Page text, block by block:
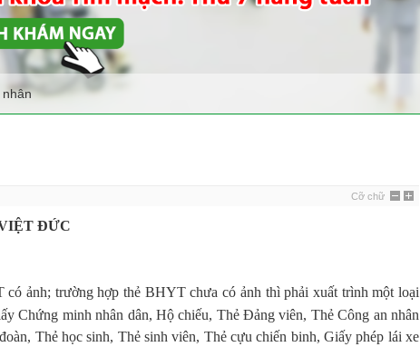
nhân
Cỡ chữ
ĐỨC
có ảnh; trường hợp thẻ BHYT chưa có ảnh thì phải xuất trìnhmột loại
Chứng minh nhân dân, Hộ chiếu, Thẻ Đảng viên, Thẻ Công an nhân
Thẻ học sinh, Thẻ sinh viên, Thẻ cựu chiến binh, Giấy phép lái xe